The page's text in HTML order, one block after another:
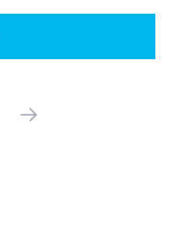
próximo